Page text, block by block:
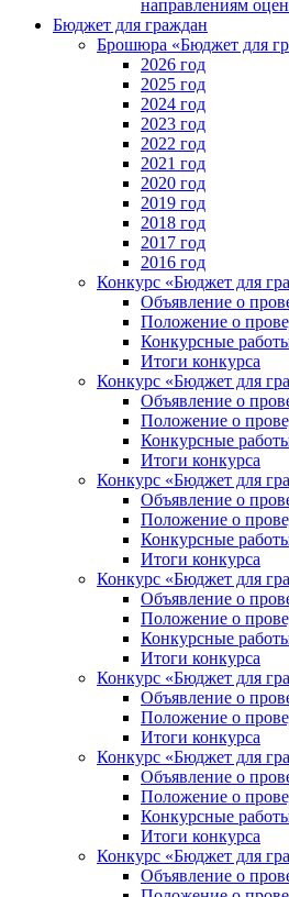
направлениям
Бюджет для граждан
Брошюра «Бюджет для
2026 год
2025 год
2024 год
2023 год
2022 год
2021 год
2020 год
2019 год
2018 год
2017 год
2016 год
Конкурс «Бюджет для
Объявление о
Положение о
Конкурсные
Итоги конкурса
Конкурс «Бюджет для
Объявление о
Положение о
Конкурсные
Итоги конкурса
Конкурс «Бюджет для
Объявление о
Положение о
Конкурсные
Итоги конкурса
Конкурс «Бюджет для
Объявление о
Положение о
Конкурсные
Итоги конкурса
Конкурс «Бюджет для
Объявление о
Положение о
Итоги конкурса
Конкурс «Бюджет для
Объявление о
Положение о
Конкурсные
Итоги конкурса
Конкурс «Бюджет для
Объявление о